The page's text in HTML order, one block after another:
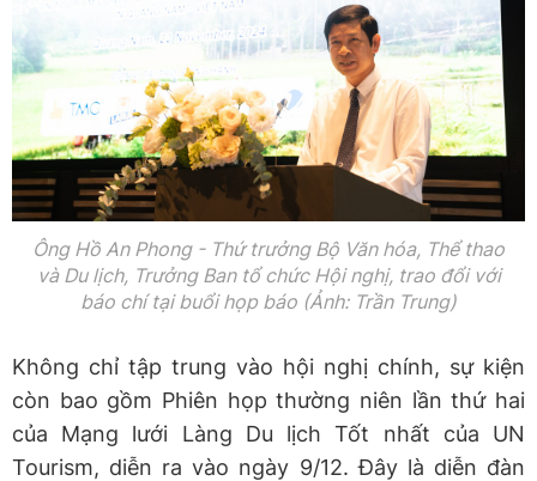
Ông Hồ An Phong - Thứ trưởng Bộ Văn hóa, Thể thao
và Du lịch, Trưởng Ban tổ chức Hội nghị, trao đổi với
báo chí tại buổi họp báo (Ảnh: Trần Trung)
Không chỉ tập trung vào hội nghị chính, sự kiện
còn bao gồm Phiên họp thường niên lần thứ hai
của Mạng lưới Làng Du lịch Tốt nhất của UN
Tourism, diễn ra vào ngày 9/12. Đây là diễn đàn